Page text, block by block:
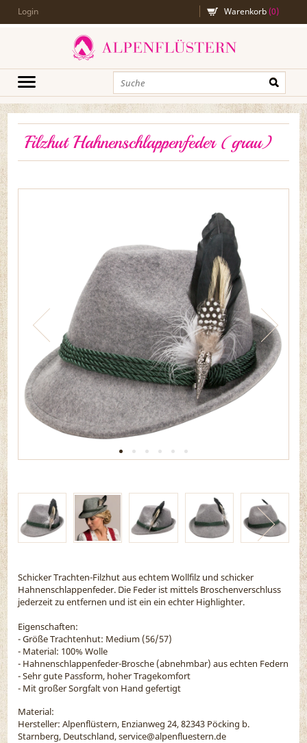
Login Warenkorb(0)
Filzhut Hahnenschlappenfeder (grau)
Schicker Trachten-Filzhut aus echtem Wollfilz und schicker
Hahnenschlappenfeder. Die Feder ist mittels Broschenverschluss
jederzeit zu entfernen und ist ein ein echter Highlighter.
Eigenschaften:
- Größe Trachtenhut: Medium (56/57)
- Material: 100% Wolle
- Hahnenschlappenfeder-Brosche (abnehmbar) aus echten Federn
- Sehr gute Passform, hoher Tragekomfort
- Mit großer Sorgfalt von Hand gefertigt
Material:
Hersteller: Alpenflüstern, Enzianweg 24, 82343 Pöcking b.
Starnberg, Deutschland, service@alpenfluestern.de